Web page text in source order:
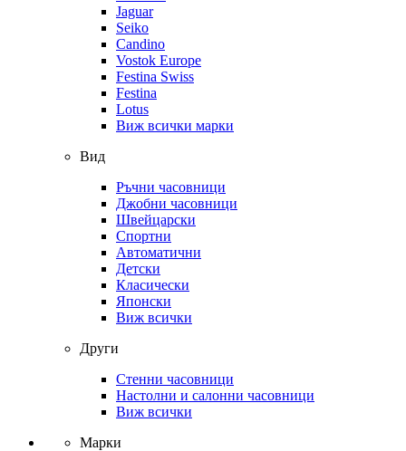
Jaguar
Seiko
Candino
Vostok Europe
Festina Swiss
Festina
Lotus
Виж всички марки
Вид
Ръчни часовници
Джобни часовници
Швейцарски
Спортни
Автоматични
Детски
Класически
Японски
Виж всички
Други
Стенни часовници
Настолни и салонни часовници
Виж всички
Марки